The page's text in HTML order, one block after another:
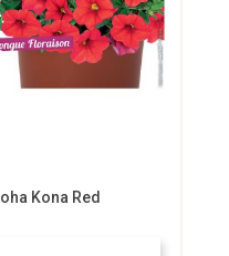
Kona Red